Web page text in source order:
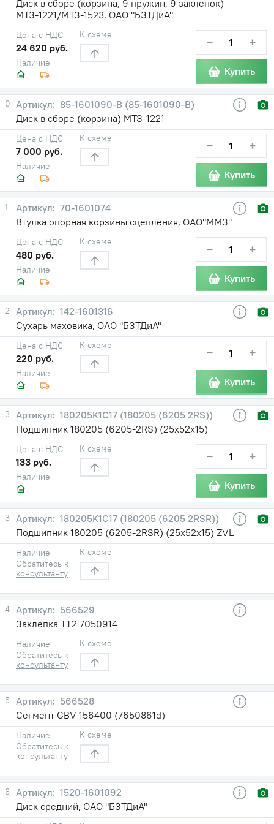
Диск в сборе (корзина, 9 пружин, 9 заклепок)
МТЗ-1221/МТЗ-1523, ОАО "БЗТДиА"
Наличие
Цена с НДС
24 620 руб.
К схеме − +
Купить
0
85-1601090-B (85-1601090-В)
Диск в сборе (корзина) МТЗ-1221
Наличие
Цена с НДС
7 000 руб.
К схеме − +
Купить
1
70-1601074
Втулка опорная корзины сцепления, ОАО"ММЗ"
Наличие
Цена с НДС
480 руб.
К схеме − +
Купить
2
142-1601316
Сухарь маховика, ОАО "БЗТДиА"
Наличие
Цена с НДС
220 руб.
К схеме − +
Купить
3
180205K1C17 (180205 (6205 2RS))
Подшипник 180205 (6205-2RS) (25х52х15)
Наличие
Цена с НДС
133 руб.
К схеме − +
Купить
3
180205K1C17 (180205 (6205 2RSR))
Подшипник 180205 (6205-2RSR) (25х52х15) ZVL
Наличие
Обратитесь к
консультанту
К схеме
4
566529
Заклепка TT2 7050914
Наличие
Обратитесь к
консультанту
К схеме
5
566528
Сегмент GBV 156400 (7650861d)
Наличие
Обратитесь к
консультанту
К схеме
6
1520-1601092
Диск средний, ОАО "БЗТДиА"